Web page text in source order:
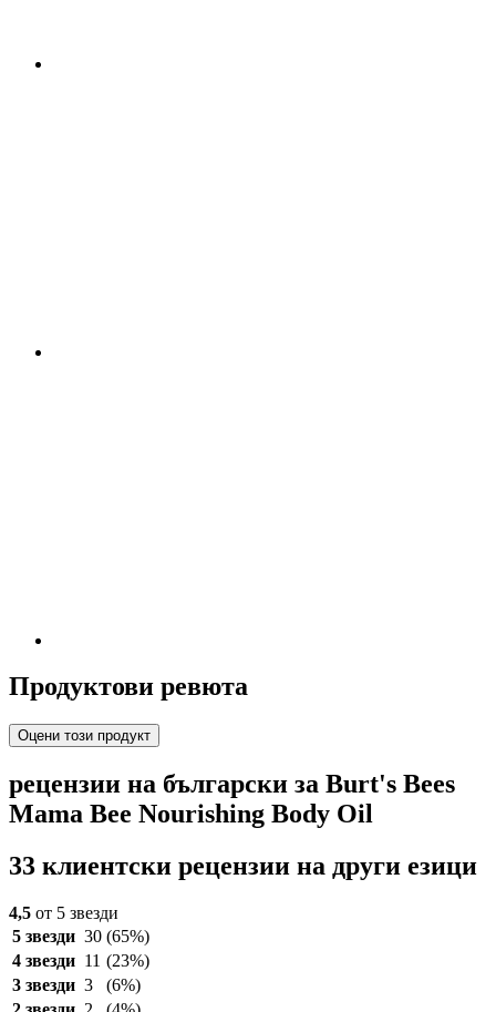
Продуктови ревюта
Оцени този продукт
рецензии на български за Burt's Bees
Mama Bee Nourishing Body Oil
33 клиентски рецензии на други езици
4,5 от 5 звезди
5 звезди 30 (65%)
4 звезди 11 (23%)
3 звезди 3
(6%)